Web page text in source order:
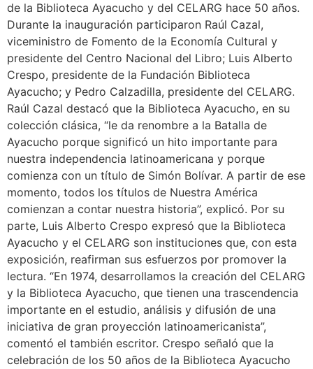
de la Biblioteca Ayacucho y del CELARG hace 50 años.
Durante la inauguración participaron Raúl Cazal,
viceministro de Fomento de la Economía Cultural y
presidente del Centro Nacional del Libro; Luis Alberto
Crespo, presidente de la Fundación Biblioteca
Ayacucho; y Pedro Calzadilla, presidente del CELARG.
Raúl Cazal destacó que la Biblioteca Ayacucho, en su
colección clásica, “le da renombre a la Batalla de
Ayacucho porque significó un hito importante para
nuestra independencia latinoamericana y porque
comienza con un título de Simón Bolívar. A partir de ese
momento, todos los títulos de Nuestra América
comienzan a contar nuestra historia”, explicó. Por su
parte, Luis Alberto Crespo expresó que la Biblioteca
Ayacucho y el CELARG son instituciones que, con esta
exposición, reafirman sus esfuerzos por promover la
lectura. “En 1974, desarrollamos la creación del CELARG
y la Biblioteca Ayacucho, que tienen una trascendencia
importante en el estudio, análisis y difusión de una
iniciativa de gran proyección latinoamericanista”,
comentó el también escritor. Crespo señaló que la
celebración de los 50 años de la Biblioteca Ayacucho